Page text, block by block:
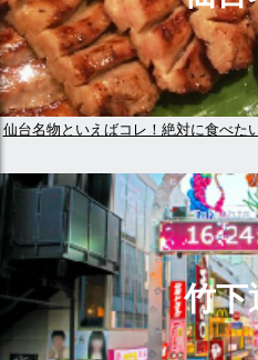
仙台名物といえばコレ！絶対に食べた
竹下